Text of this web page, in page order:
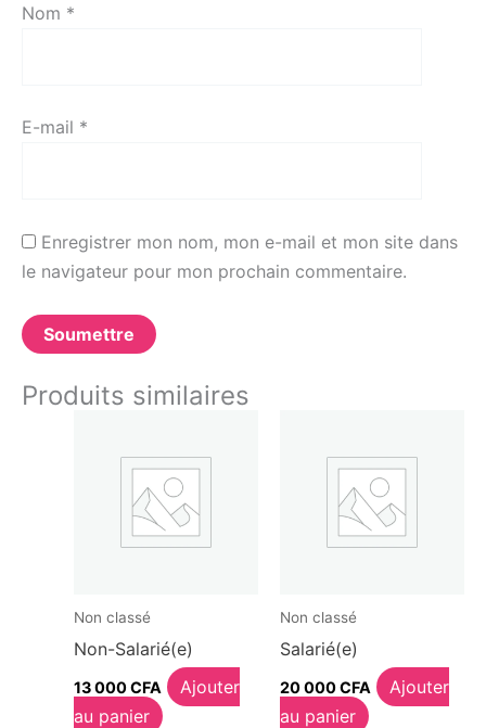
Nom *
E-mail *
Enregistrer mon nom, mon e-mail et mon site dans
le navigateur pour mon prochain commentaire.
Produits similaires
Non classé
Non-Salarié(e)
13 000CFA
Ajouter
au panier
Non classé
Salarié(e)
20 000CFA
Ajouter
au panier